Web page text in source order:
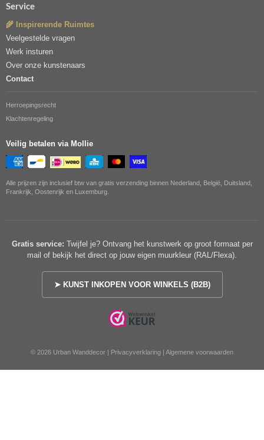
Service
🌾 Inspirerende Ruimtes
Veelgestelde vragen
Werk insturen
Over onze kunstenaars
Contact
Herroepingsrecht
Klachtenregeling
Veilig betalen via Mollie
Alle prijzen zijn inclusief btw van gratis verzending binnen Nederland, België, Duitsland,
Frankrijk, Oostenrijk en Luxemburg.
Gratis service: Twijfel je? Ontvang het kunstwerk op groot formaat per
mail of bekijk het direct op jouw eigen muurkleur (RAL/Flexa).
➤ KUNST INKOPEN VOOR WINKELS (B2B)
© 2026 Urban Wanddecor | Privacyverklaring | Algemene voorwaarden